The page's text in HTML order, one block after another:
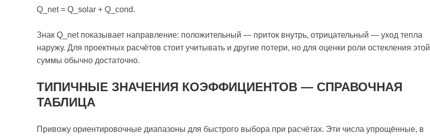
Q_net = Q_solar + Q_cond.
Знак Q_net показывает направление: положительный — приток внутрь, отрицательный — уход тепла
наружу. Для проектных расчётов стоит учитывать и другие потери, но для оценки роли остекления этой
суммы обычно достаточно.
ТИПИЧНЫЕ ЗНАЧЕНИЯ КОЭФФИЦИЕНТОВ — СПРАВОЧНАЯ
ТАБЛИЦА
Привожу ориентировочные диапазоны для быстрого выбора при расчётах. Эти числа упрощённые, в